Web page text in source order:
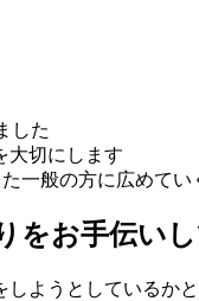
した
大切にします
一般の方に広めてい
をお手伝い
ようとしているかと